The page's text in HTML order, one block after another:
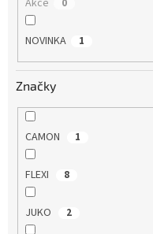
Akce 0
NOVINKA 1
Značky
CAMON 1
FLEXI 8
JUKO 2